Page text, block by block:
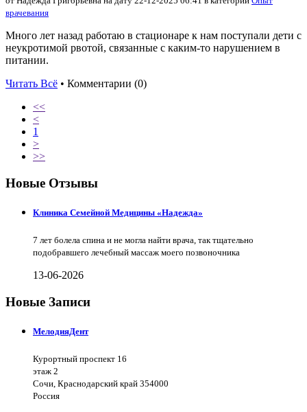
врачевания
Много лет назад работаю в стационаре к нам поступали дети с
неукротимой рвотой, связанные с каким-то нарушением в
питании.
Читать Всё • Комментарии (0)
<<
<
1
>
>>
Новые Отзывы
Клиника Семейной Медицины «Надежда»
7 лет болела спина и не могла найти врача, так тщательно
подобравшего лечебный массаж моего позвоночника
13-06-2026
Новые Записи
МелодияДент
Курортный проспект 16
этаж 2
Сочи, Краснодарский край 354000
Россия